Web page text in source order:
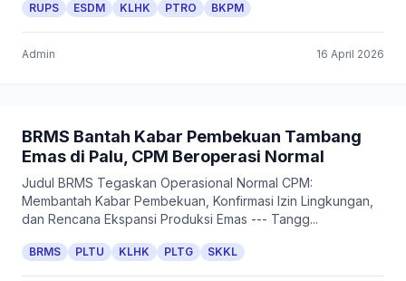
RUPS ESDM KLHK PTRO BKPM
Admin 16 April 2026
BRMS Bantah Kabar Pembekuan Tambang
Emas di Palu, CPM Beroperasi Normal
Judul BRMS Tegaskan Operasional Normal CPM:
Membantah Kabar Pembekuan, Konfirmasi Izin Lingkungan,
dan Rencana Ekspansi Produksi Emas --- Tangg...
BRMS PLTU KLHK PLTG SKKL